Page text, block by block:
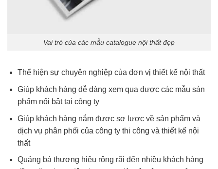
Vai trò của các mẫu catalogue nội thất đẹp
Thể hiện sự chuyên nghiệp của đơn vị thiết kế nội thất
Giúp khách hàng dễ dàng xem qua được các mẫu sản
phẩm nổi bật tại công ty
Giúp khách hàng nắm được sơ lược về sản phẩm và
dịch vụ phân phối của công ty thi công và thiết kế nội
thất
Quảng bá thương hiệu rộng rãi đến nhiều khách hàng